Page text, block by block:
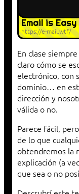
Email is Easy
https://e-mail.wtf/
En clase
claro cómo se
electrónico, con
dominio… en
dirección y
válida o no.
Parece fácil,
de lo que
obtendremos la
explicación (a
que sea o no